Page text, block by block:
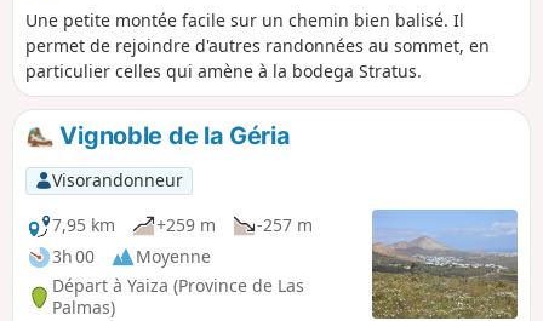
Une petite montée facile sur un chemin bien balisé. Il
permet de rejoindre d'autres randonnées au sommet, en
particulier celles qui amène à la bodega Stratus.
Vignoble de la Géria
Visorandonneur
7,95 km
+259 m
-257 m
3h 00
Moyenne
Départ à Yaiza (Province de Las
Palmas)